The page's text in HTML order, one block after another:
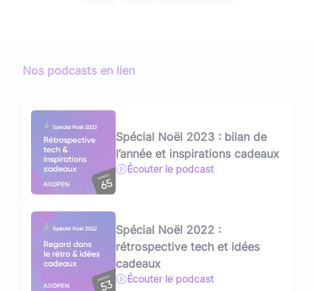
Nos podcasts en lien
Spécial Noël 2023 : bilan de
l’année et inspirations cadeaux
Écouter le podcast
Spécial Noël 2022 :
rétrospective tech et idées
cadeaux
Écouter le podcast